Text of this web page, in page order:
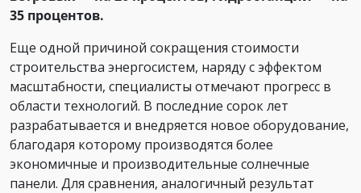
35 процентов.
Еще одной причиной сокращения стоимости
строительства энергосистем, наряду с эффектом
масштабности, специалисты отмечают прогресс в
области технологий. В последние сорок лет
разрабатывается и внедряется новое оборудование,
благодаря которому производятся более
экономичные и производительные солнечные
панели. Для сравнения, аналогичный результат